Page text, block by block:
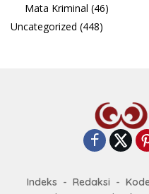
Mata Kriminal (46)
Uncategorized (448)
Indeks Redaksi